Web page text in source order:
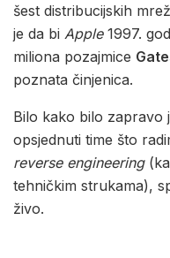
šest distribucijskih
je da bi Apple1997.
miliona pozajmice
poznata činjenica.
Bilo kako bilo zapravo
opsjednuti time što
reverse engineering
tehničkim strukama),
živo.